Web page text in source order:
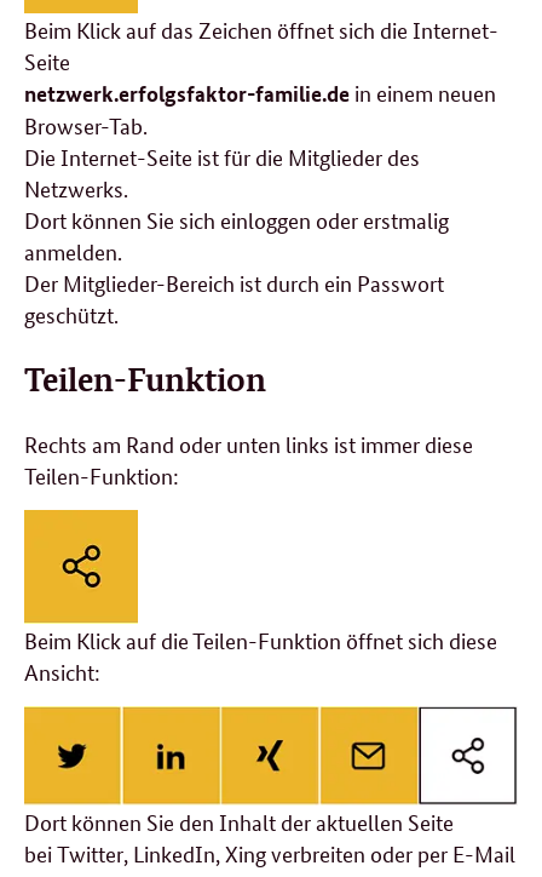
Beim Klick auf das Zeichen öffnet sich die Internet-
Seite
netzwerk.erfolgsfaktor-familie.de in einem neuen
Browser-Tab.
Die Internet-Seite ist für die Mitglieder des
Netzwerks.
Dort können Sie sich einloggen oder erstmalig
anmelden.
Der Mitglieder-Bereich ist durch ein Passwort
geschützt.
Teilen-Funktion
Rechts am Rand oder unten links ist immer diese
Teilen-Funktion:
Beim Klick auf die Teilen-Funktion öffnet sich diese
Ansicht:
Dort können Sie den Inhalt der aktuellen Seite
beiTwitter, LinkedIn, Xingverbreiten oder per E-Mail